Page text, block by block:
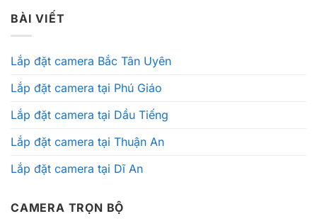
BÀI VIẾT
Lắp đặt camera Bắc Tân Uyên
Lắp đặt camera tại Phú Giáo
Lắp đặt camera tại Dầu Tiếng
Lắp đặt camera tại Thuận An
Lắp đặt camera tại Dĩ An
CAMERA TRỌN BỘ